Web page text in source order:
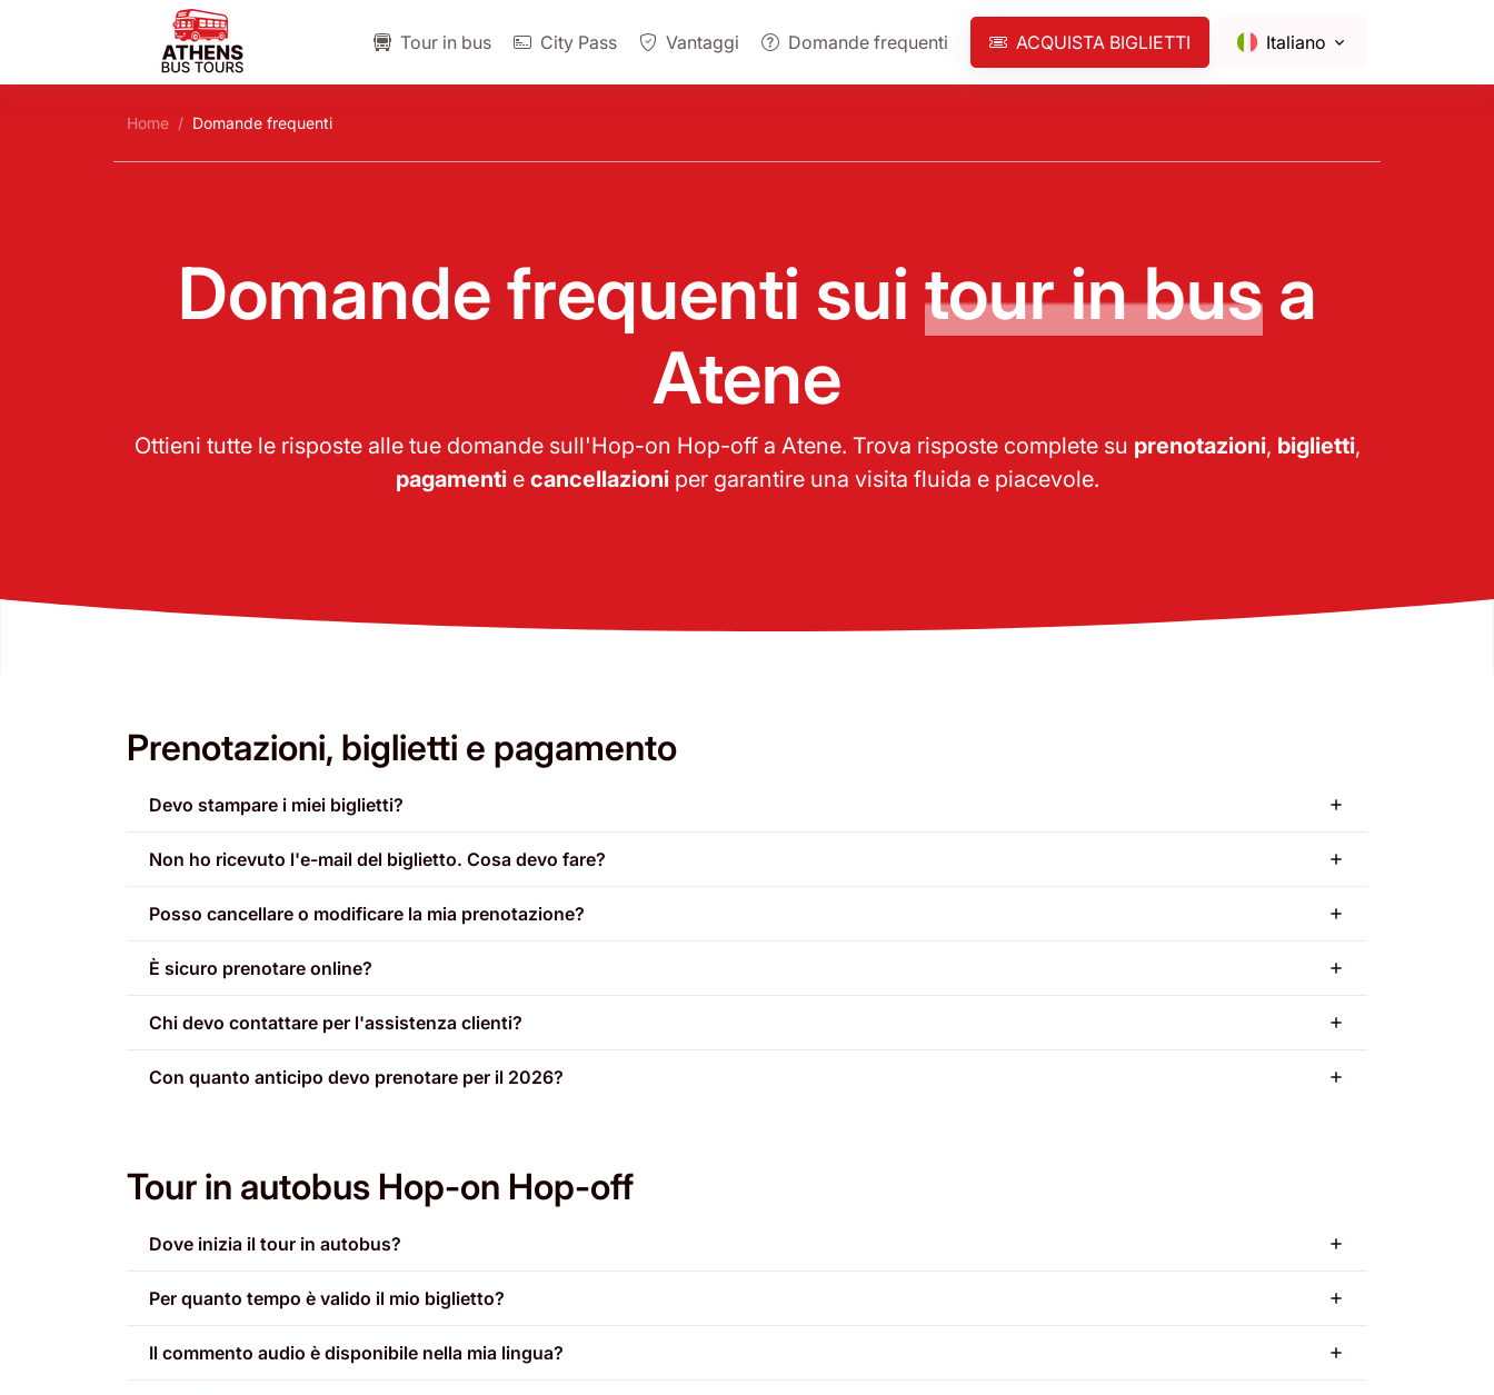
Tour in bus City Pass Vantaggi Domande frequenti ACQUISTA BIGLIETTI Italiano
Home Domande frequenti
Domande frequenti sui tour in busa
Atene
Ottieni tutte le risposte alle tue domande sull'Hop-on Hop-off a Atene. Trova risposte complete su prenotazioni, biglietti,
pagamentie cancellazioniper garantire una visita fluida e piacevole.
Prenotazioni, biglietti e pagamento
Devo stampare i miei biglietti?
Non ho ricevuto l'e-mail del biglietto. Cosa devo fare?
Posso cancellare o modificare la mia prenotazione?
È sicuro prenotare online?
Chi devo contattare per l'assistenza clienti?
Con quanto anticipo devo prenotare per il 2026?
Tour in autobus Hop-on Hop-off
Dove inizia il tour in autobus?
Per quanto tempo è valido il mio biglietto?
Il commento audio è disponibile nella mia lingua?